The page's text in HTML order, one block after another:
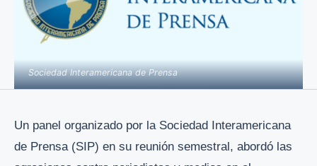
Sociedad Interamericana de Prensa
Un panel organizado por la Sociedad Interamericana
de Prensa (SIP) en su reunión semestral, abordó las